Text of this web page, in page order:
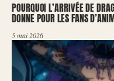
POURQUOI L’ARRIVÉE DE
DONNE POUR LES FANS
5 mai 2026